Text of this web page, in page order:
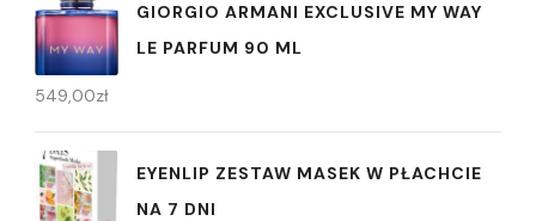
GIORGIO ARMANI EXCLUSIVE MY WAY
LE PARFUM 90 ML
549,00zł
EYENLIP ZESTAW MASEK W PŁACHCIE
NA 7 DNI